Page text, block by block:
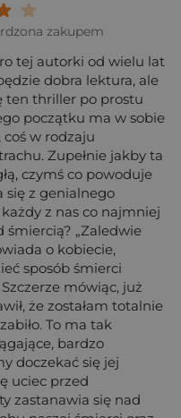
Twoja ocena:
ocena: Wybitna 9/
ocena: Rewelacyjna 8/
Bardzo dobra 7/10"
Dobra 6/10"
5/10"
4/10"
10"
zakupem
tej autorki od wielu lat
dobra lektura, ale
ten thriller po prostu
początku ma w sobie
w rodzaju
Zupełnie jakby ta
czymś co powoduje
się z genialnego
każdy z nas co najmniej
śmiercią? „Zaledwie
o kobiecie,
sposób śmierci
mówiąc, już
że zostałam totalnie
To ma tak
bardzo
doczekać się jej
uciec przed
zastanawia się nad